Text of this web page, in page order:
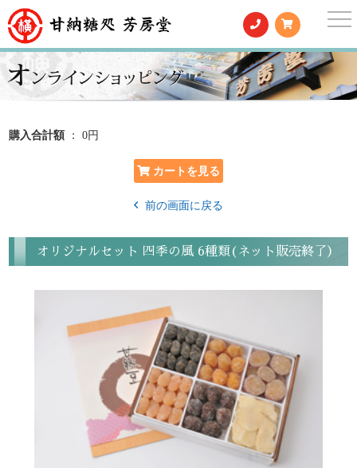
購入合計額 ： 0円
前の画面に戻る
オリジナルセット 四季の風 6種類(ネット販売終了）